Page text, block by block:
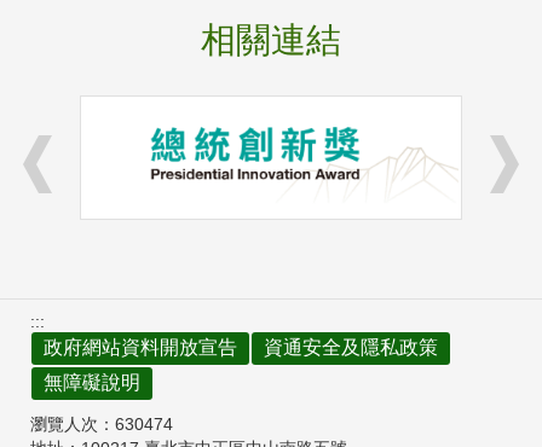
相關連結
:::
政府網站資料開放宣告
資通安全及隱私政策
無障礙說明
瀏覽人次： 630474